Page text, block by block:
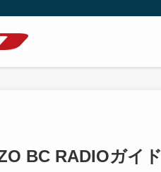
BC RADIOガイド